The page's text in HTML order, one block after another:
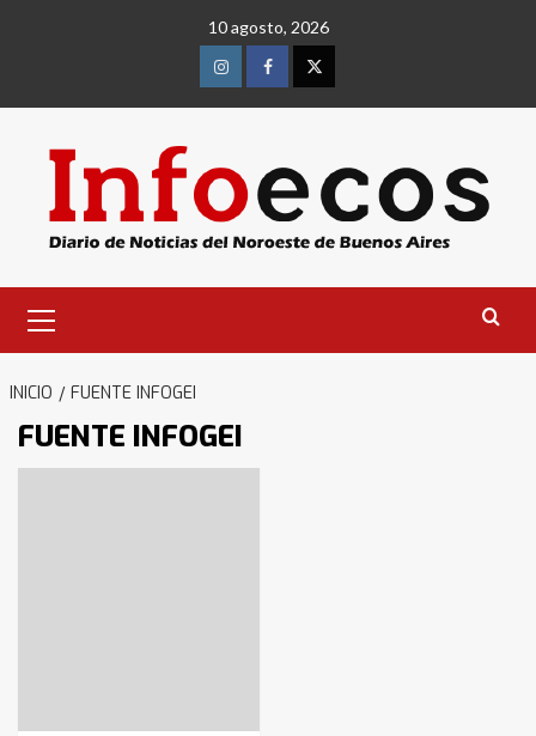
10 agosto, 2026
InstagramFacebookTwitter
primario
INICIO FUENTE INFOGEI
FUENTE INFOGEI